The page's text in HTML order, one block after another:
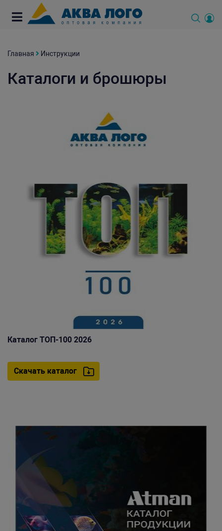
Главная Инструкции
Каталоги и брошюры
Каталог ТОП-100 2026
Скачать каталог